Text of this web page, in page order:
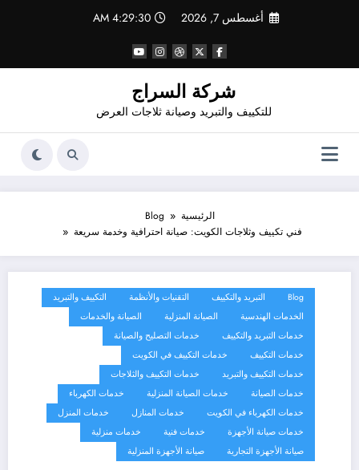
أغسطس 7, 2026 4:29:31 AM
شركة السراج
للتكييف والتبريد وصيانة ثلاجات العرض
الرئيسية
Blog
فني تكييف وثلاجات الكويت: صيانة احترافية وخدمة سريعة
Blog التبريد والتكييف التقنيات والأنظمة
التكييف والتبريد
الخدمات الهندسية
الصيانة المنزلية
الصيانة والخدمات
خدمات التبريد والتكييف
خدمات التصليح والصيانة
خدمات التكييف
خدمات التكييف في الكويت
خدمات التكييف والتبريد
خدمات التكييف والثلاجات
خدمات الصيانة
خدمات الصيانة المنزلية
خدمات الكهرباء
خدمات الكهرباء في الكويت
خدمات المنازل
خدمات المنزل
خدمات صيانة الأجهزة
خدمات فنية
خدمات منزلية
صيانة الأجهزة التجارية
صيانة الأجهزة المنزلية